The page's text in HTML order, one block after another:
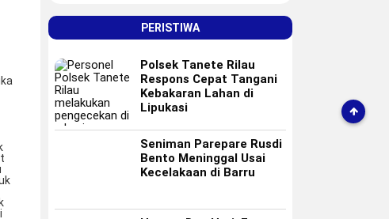
PERISTIWA
Polsek Tanete Rilau
Respons Cepat Tangani
Kebakaran Lahan di
Lipukasi
Seniman Parepare Rusdi
Bento Meninggal Usai
Kecelakaan di Barru